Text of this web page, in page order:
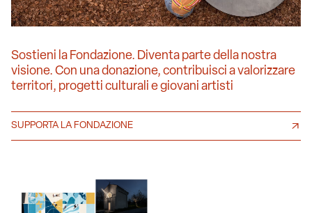
Sostieni la Fondazione. Diventa parte della nostra
visione. Con una donazione, contribuisci a valorizzare
territori, progetti culturali e giovani artisti
SUPPORTA LA FONDAZIONE